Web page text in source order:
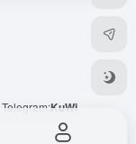
Telegram:KuWi